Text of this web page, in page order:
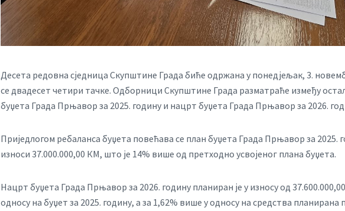
Десета редовна сједница Скупштине Града биће одржана у понедјељак, 3.
се двадесет четири тачке. Одборници Скупштине Града разматраће између
буџета Града Прњавор за 2025. годину и нацрт буџета Града Прњавор за 2026.
Приједлогом ребаланса буџета повећава се план буџета Града Прњавор за 2025.
износи 37.000.000,00 КМ, што је 14% више од претходно усвојеног плана буџета.
Нацрт буџета Града Прњавор за 2026. годину планиран је у износу од
односу на буџет за 2025. годину, а за 1,62% више у односу на средства планирана